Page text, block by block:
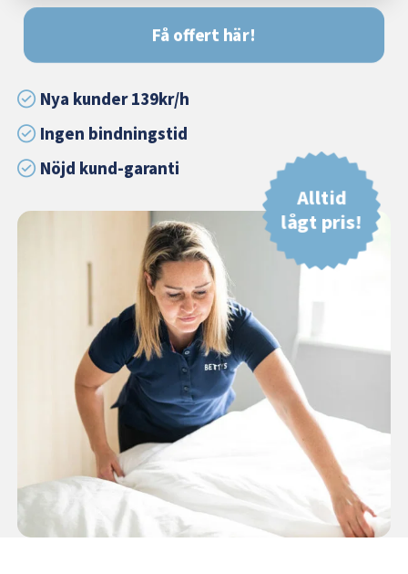
Få offert här!
Nya kunder 139kr/h
Ingen bindningstid
Nöjd kund-garanti
Alltid
lågt pris!